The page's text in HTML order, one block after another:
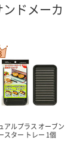
ドメーカ
アルプラス オーブン
スター トレー 1個